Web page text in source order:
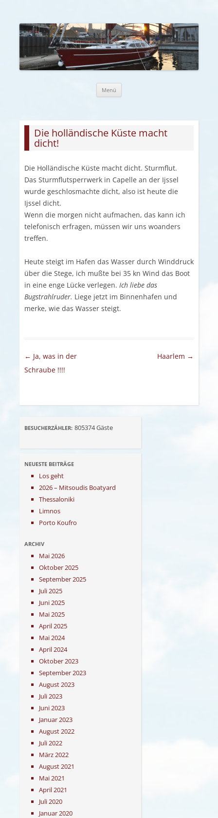
Menü
Die holländische Küste macht
dicht!
Die Holländische Küste macht dicht. Sturmflut.
Das Sturmflutsperrwerk in Capelle an der Ijssel
wurde geschlosmachte dicht, also ist heute die
Ijssel dicht.
Wenn die morgen nicht aufmachen, das kann ich
telefonisch erfragen, müssen wir uns woanders
treffen.
Heute steigt im Hafen das Wasser durch Winddruck
über die Stege, ich mußte bei 35 kn Wind das Boot
in eine enge Lücke verlegen. Ich liebe das
Bugstrahlruder. Liege jetzt im Binnenhafen und
merke, wie das Wasser steigt.
Artikel-Navigation
← Ja, was in der
Schraube !!!!
Haarlem →
BESUCHERZÄHLER: 805374Gäste
NEUESTE BEITRÄGE
Los geht
2026 – Mitsoudis Boatyard
Thessaloniki
Limnos
Porto Koufro
ARCHIV
Mai 2026
Oktober 2025
September 2025
Juli 2025
Juni 2025
Mai 2025
April 2025
Mai 2024
April 2024
Oktober 2023
September 2023
August 2023
Juli 2023
Juni 2023
Januar 2023
August 2022
Juli 2022
März 2022
August 2021
Mai 2021
April 2021
Juli 2020
Januar 2020